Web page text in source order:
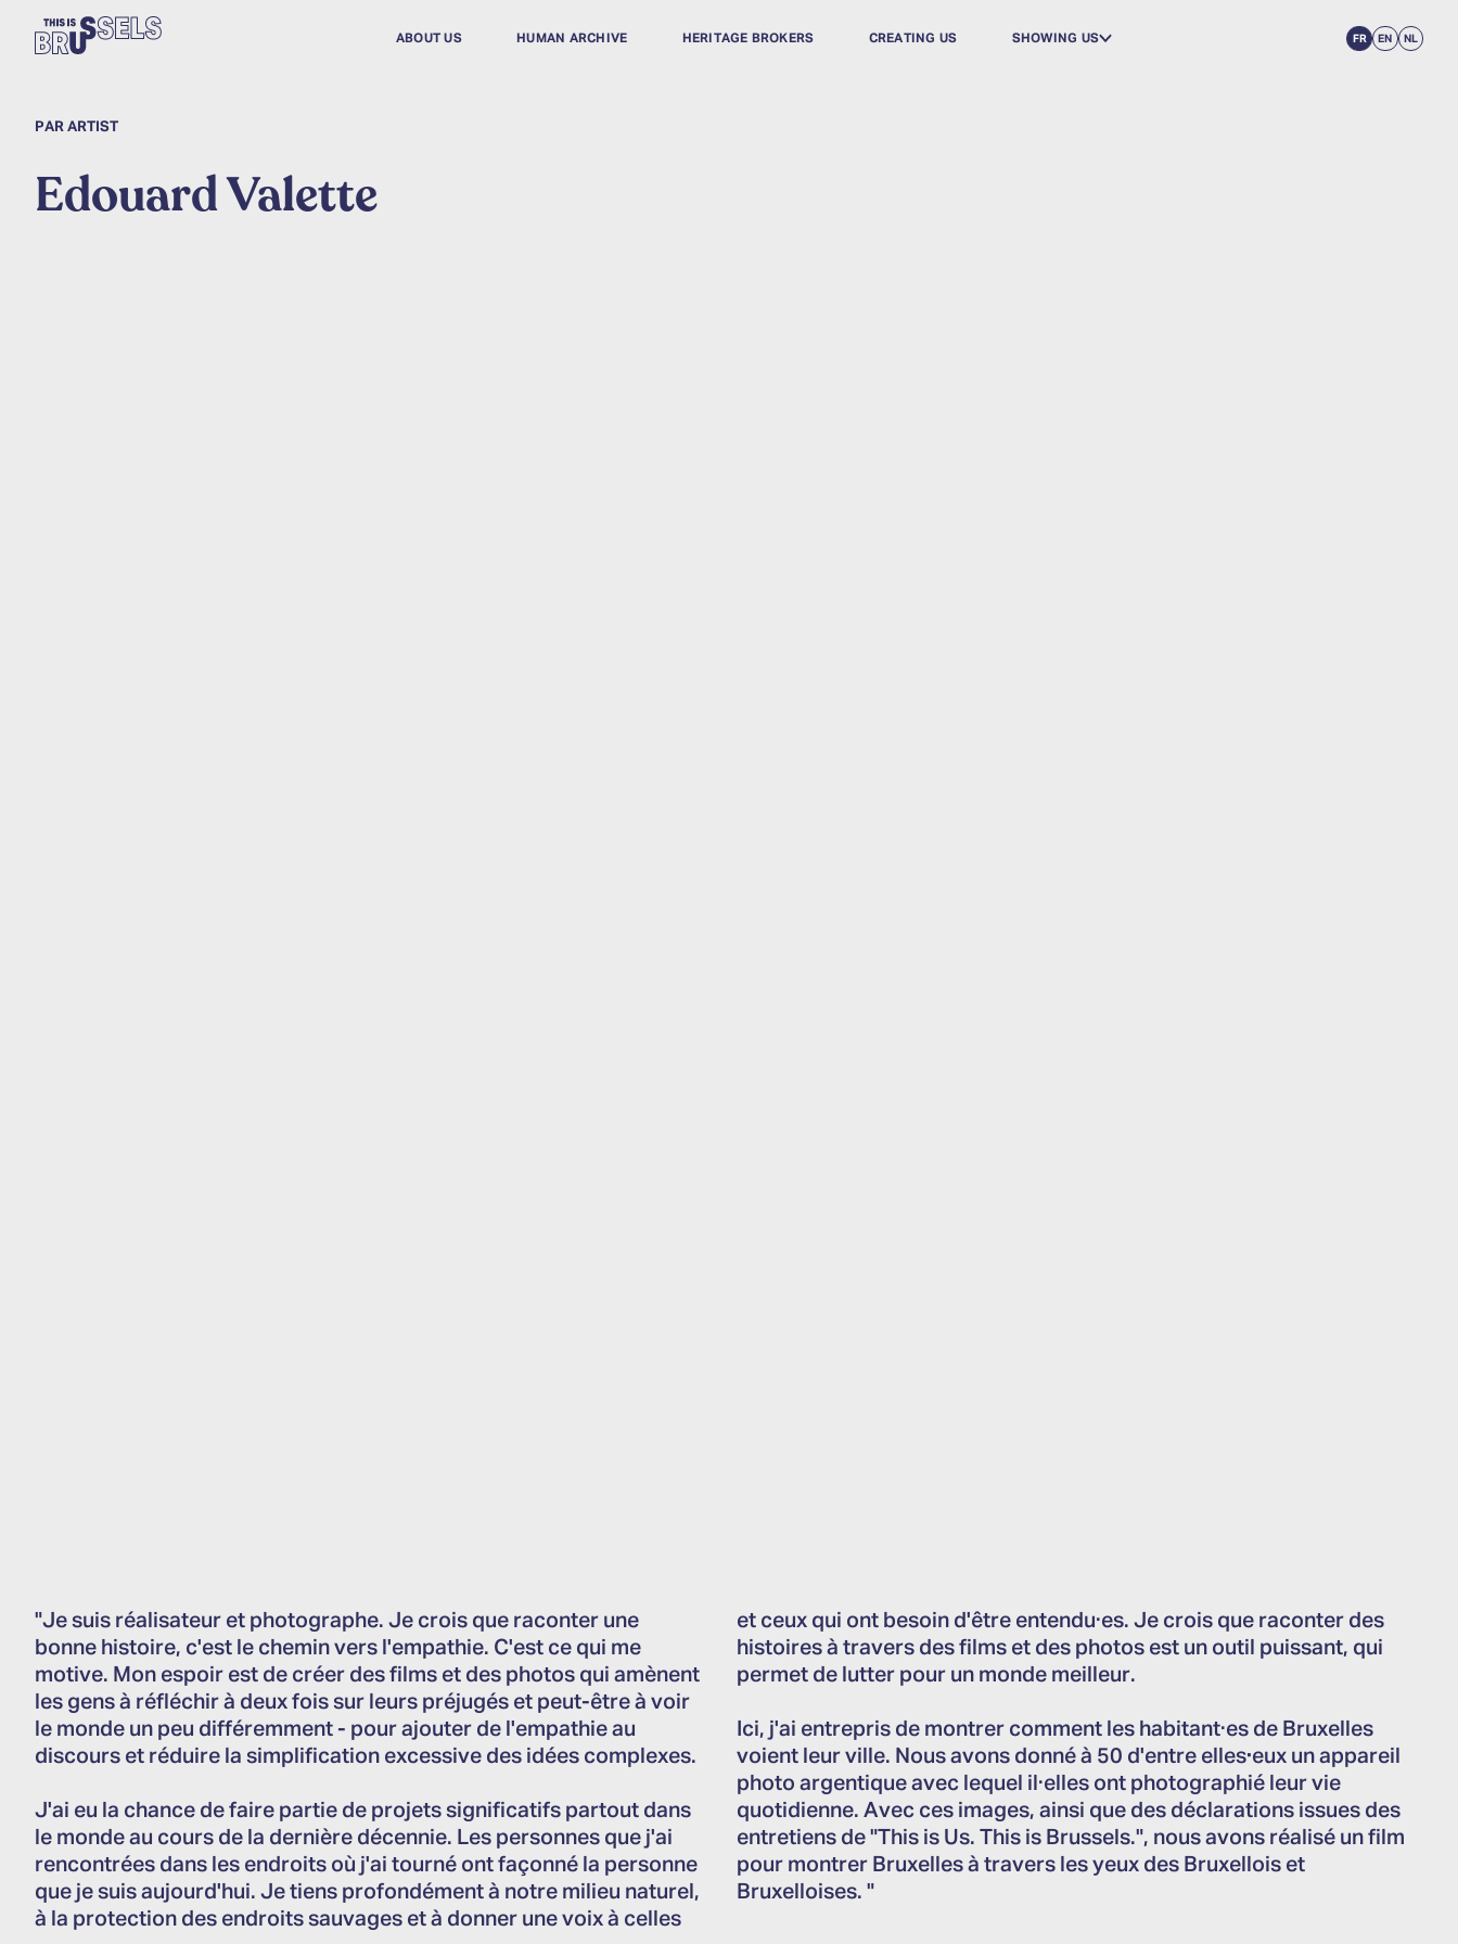
ABOUT US HUMAN ARCHIVE HERITAGE BROKERS CREATING US SHOWING US FR EN NL
PAR ARTIST
Edouard Valette
"Je suis réalisateur et photographe. Je crois que raconter une
bonne histoire, c'est le chemin vers l'empathie. C'est ce qui me
motive. Mon espoir est de créer des films et des photos qui amènent
les gens à réfléchir à deux fois sur leurs préjugés et peut-être à voir
le monde un peu différemment - pour ajouter de l'empathie au
discours et réduire la simplification excessive des idées complexes.
J'ai eu la chance de faire partie de projets significatifs partout dans
le monde au cours de la dernière décennie. Les personnes que j'ai
rencontrées dans les endroits où j'ai tourné ont façonné la personne
que je suis aujourd'hui. Je tiens profondément à notre milieu naturel,
à la protection des endroits sauvages et à donner une voix à celles
et ceux qui ont besoin d'être entendu·es. Je crois que raconter des
histoires à travers des films et des photos est un outil puissant, qui
permet de lutter pour un monde meilleur.
Ici, j'ai entrepris de montrer comment les habitant·es de Bruxelles
voient leur ville. Nous avons donné à 50 d'entre elles·eux un appareil
photo argentique avec lequel il·elles ont photographié leur vie
quotidienne. Avec ces images, ainsi que des déclarations issues des
entretiens de "This is Us. This is Brussels.", nous avons réalisé un film
pour montrer Bruxelles à travers les yeux des Bruxellois et
Bruxelloises. "